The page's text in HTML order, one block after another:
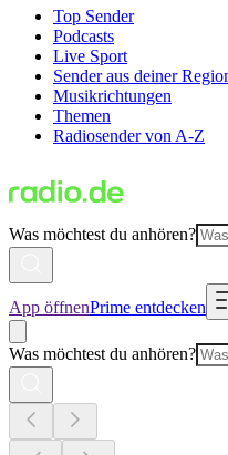
Top Sender
Podcasts
Live Sport
Sender aus deiner
Musikrichtungen
Themen
Radiosender von A-Z
Was möchtest du anhören?
App öffnenPrime entdecken
Was möchtest du anhören?